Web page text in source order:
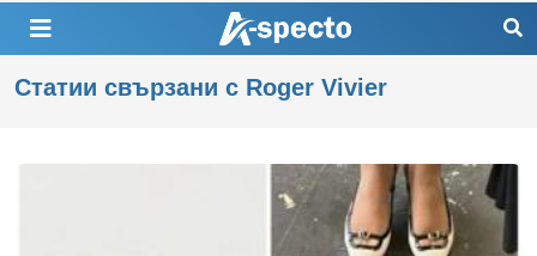
Статии свързани с Roger Vivier